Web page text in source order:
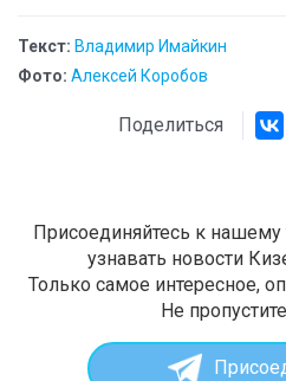
Текст: Владимир Имайкин
Фото: Алексей Коробов
Поделиться
Присоединяйтесь к нашему
узнавать новости
Только самое интересное,
Не